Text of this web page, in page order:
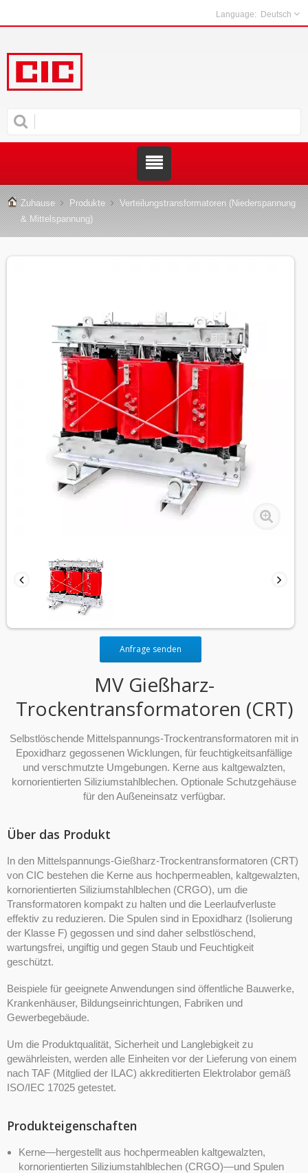
Deutsch
Zuhause Produkte
Verteilungstransformatoren (Niederspannung
& Mittelspannung)
Anfrage senden
MV Gießharz-
Trockentransformatoren (CRT)
Selbstlöschende Mittelspannungs-Trockentransformatoren mit in
Epoxidharz gegossenen Wicklungen, für feuchtigkeitsanfällige
und verschmutzte Umgebungen. Kerne aus kaltgewalzten,
kornorientierten Siliziumstahlblechen. Optionale Schutzgehäuse
für den Außeneinsatz verfügbar.
Über das Produkt
In den Mittelspannungs-Gießharz-Trockentransformatoren (CRT)
von CIC bestehen die Kerne aus hochpermeablen, kaltgewalzten,
kornorientierten Siliziumstahlblechen (CRGO), um die
Transformatoren kompakt zu halten und die Leerlaufverluste
effektiv zu reduzieren. Die Spulen sind in Epoxidharz (Isolierung
der Klasse F) gegossen und sind daher selbstlöschend,
wartungsfrei, ungiftig und gegen Staub und Feuchtigkeit
geschützt.
Beispiele für geeignete Anwendungen sind öffentliche Bauwerke,
Krankenhäuser, Bildungseinrichtungen, Fabriken und
Gewerbegebäude.
Um die Produktqualität, Sicherheit und Langlebigkeit zu
gewährleisten, werden alle Einheiten vor der Lieferung von einem
nach TAF (Mitglied der ILAC) akkreditierten Elektrolabor gemäß
ISO/IEC 17025 getestet.
Produkteigenschaften
Kerne—hergestellt aus hochpermeablen kaltgewalzten,
kornorientierten Siliziumstahlblechen (CRGO)—und Spulen